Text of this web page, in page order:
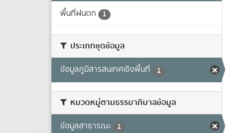
พื้นที่ฝนตก 1
ประเภทชุดข้อมูล
ข้อมูลภูมิสารสนเทศเชิงพื้นที่ 1
หมวดหมู่ตามธรรมาภิบาลข้อมูล
ข้อมูลสาธารณะ 1